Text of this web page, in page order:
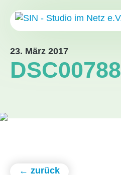
23. März 2017
DSC00788
← zurück